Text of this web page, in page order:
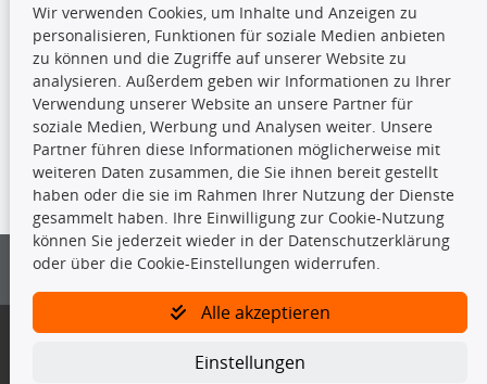
TecDoc Inside
Die hier angezeigten Daten insbesondere die gesamte Datenbank dürfen
nicht kopiert werden.
Es ist zu unterlassen, die Daten oder die gesamte Datenbank ohne
vorherige Zustimmung von TecDoc zu vervielfältigen, zu verbreiten
und/oder diese Handlungen durch Dritte ausführen zu lassen. Ein
Bitte prüfen Sie, ob das über unseren Onlineshop identifizierte Ersatzteil
Gegebenenfalls sind ergänzende Informationen notwendig, um
Wir verwenden Cookies, um Inhalte und Anzeigen zu
personalisieren, Funktionen für soziale Medien anbieten
zu können und die Zugriffe auf unserer Website zu
analysieren. Außerdem geben wir Informationen zu Ihrer
Verwendung unserer Website an unsere Partner für
soziale Medien, Werbung und Analysen weiter. Unsere
Partner führen diese Informationen möglicherweise mit
weiteren Daten zusammen, die Sie ihnen bereit gestellt
haben oder die sie im Rahmen Ihrer Nutzung der Dienste
gesammelt haben. Ihre Einwilligung zur Cookie-Nutzung
können Sie jederzeit wieder in der Datenschutzerklärung
oder über die Cookie-Einstellungen widerrufen.
Alle akzeptieren
Einstellungen